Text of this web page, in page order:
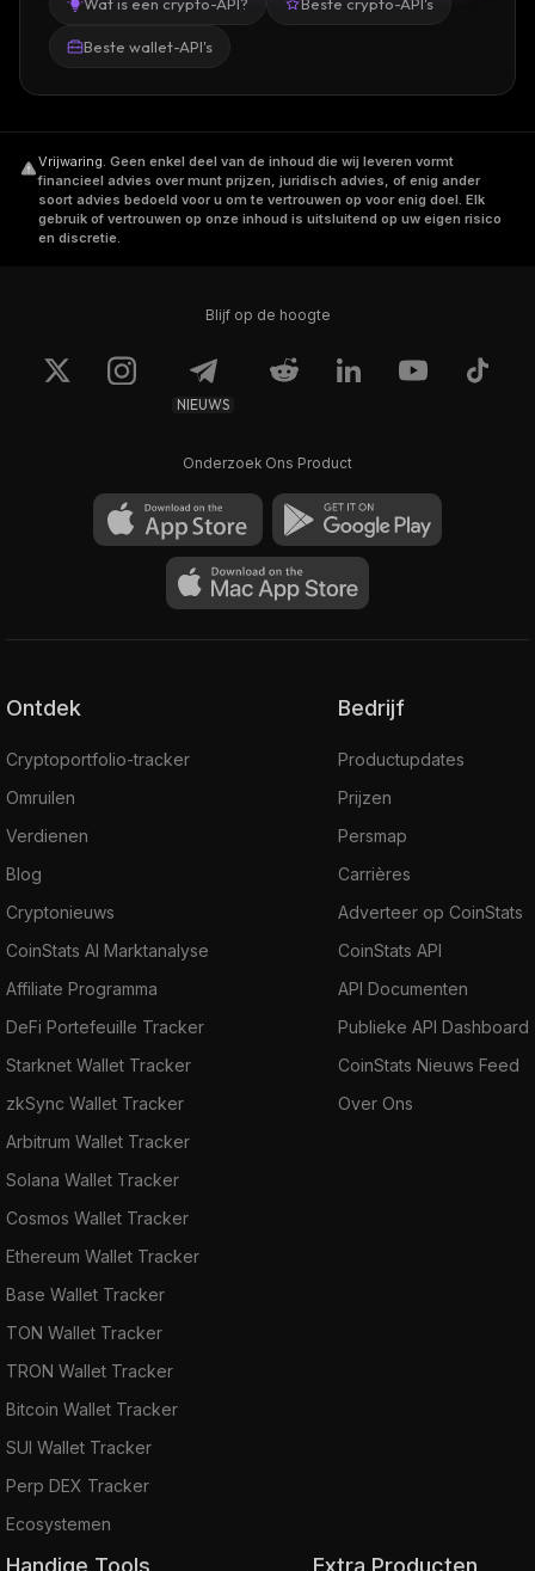
Beste wallet-API's
Vrijwaring. Geen enkel deel van de inhoud die wij leveren vormt
financieel advies over munt prijzen, juridisch advies, of enig ander
soort advies bedoeld voor u om te vertrouwen op voor enig doel. Elk
gebruik of vertrouwen op onze inhoud is uitsluitend op uw eigen risico
en discretie.
Blijf op de hoogte
NIEUWS
Onderzoek Ons Product
Ontdek
Cryptoportfolio-tracker
Omruilen
Verdienen
Blog
Cryptonieuws
CoinStats AI Marktanalyse
Affiliate Programma
DeFi Portefeuille Tracker
Starknet Wallet Tracker
zkSync Wallet Tracker
Arbitrum Wallet Tracker
Solana Wallet Tracker
Cosmos Wallet Tracker
Ethereum Wallet Tracker
Base Wallet Tracker
TON Wallet Tracker
TRON Wallet Tracker
Bitcoin Wallet Tracker
SUI Wallet Tracker
Perp DEX Tracker
Ecosystemen
Bedrijf
Productupdates
Prijzen
Persmap
Carrières
Adverteer op CoinStats
CoinStats API
API Documenten
Publieke API Dashboard
CoinStats Nieuws Feed
Over Ons
Handige Tools Extra Producten